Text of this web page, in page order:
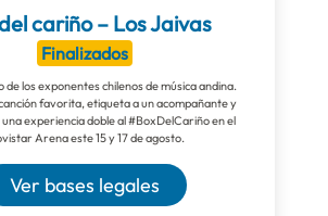
cariño – Los Jaivas
Finalizados
de los exponentes chilenos de música andina.
favorita, etiqueta a un acompañante y
experiencia doble al #BoxDelCariño en el
Arena este 15 y 17 de agosto.
Ver bases legales